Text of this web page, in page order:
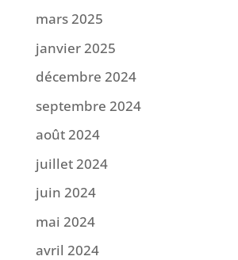
mars 2025
janvier 2025
décembre 2024
septembre 2024
août 2024
juillet 2024
juin 2024
mai 2024
avril 2024